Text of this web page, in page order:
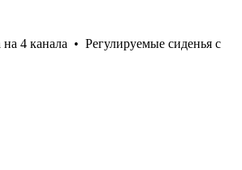
4 канала • Регулируемые сиденья с